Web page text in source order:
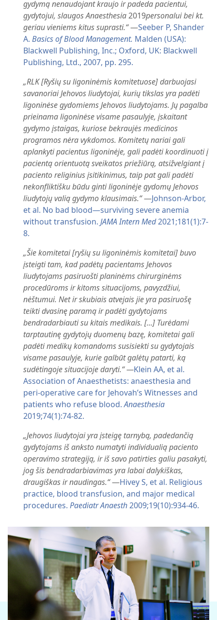
gydymą nenaudojant kraujo ir padeda pacientui,
gydytojui, slaugos Anaesthesia2019personalui bei kt.
geriau vieniems kitus suprasti.“—Seeber P, Shander
A. Basics of Blood Management. Malden (USA):
Blackwell Publishing, Inc.; Oxford, UK: Blackwell
Publishing, Ltd., 2007, pp. 295.
„RLK [Ryšių su ligoninėmis komitetuose] darbuojasi
savanoriai Jehovos liudytojai, kurių tikslas yra padėti
ligoninėse gydomiems Jehovos liudytojams. Jų pagalba
prieinama ligoninėse visame pasaulyje, įskaitant
gydymo įstaigas, kuriose bekraujės medicinos
programos nėra vykdomos. Komitetų nariai gali
aplankyti pacientus ligoninėje, gali padėti koordinuoti į
pacientą orientuotą sveikatos priežiūrą, atsižvelgiant į
paciento religinius įsitikinimus, taip pat gali padėti
nekonfliktišku būdu ginti ligoninėje gydomų Jehovos
liudytojų valią gydymo klausimais.“—Johnson-Arbor,
et al. No bad blood—surviving severe anemia
without transfusion. JAMA Intern Med2021;181(1):7-
8.
„Šie komitetai [ryšių su ligoninėmis komitetai] buvo
įsteigti tam, kad padėtų pacientams Jehovos
liudytojams pasiruošti planinėms chirurginėms
procedūroms ir kitoms situacijoms, pavyzdžiui,
nėštumui. Net ir skubiais atvejais jie yra pasiruošę
teikti dvasinę paramą ir padėti gydytojams
bendradarbiauti su kitais medikais. [...] Turėdami
tarptautinę gydytojų duomenų bazę, komitetai gali
padėti medikų komandoms susisiekti su gydytojais
visame pasaulyje, kurie galbūt galėtų patarti, ką
sudėtingoje situacijoje daryti.“ —Klein AA, et al.
Association of Anaesthetists: anaesthesia and
peri-operative care for Jehovah’s Witnesses and
patients who refuse blood.Anaesthesia
2019;74(1):74-82.
„Jehovos liudytojai yra įsteigę tarnybą, padedančią
gydytojams iš anksto numatyti individualią paciento
operavimo strategiją, ir iš savo patirties galiu pasakyti,
jog šis bendradarbiavimas yra labai dalykiškas,
draugiškas ir naudingas.“—Hivey S, et al. Religious
practice, blood transfusion, and major medical
procedures. Paediatr Anaesth2009;19(10):934-46.